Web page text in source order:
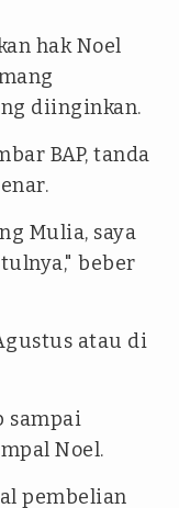
hak Noel
diinginkan.
BAP, tanda
Mulia, saya
beber
atau di
sampai
Noel.
pembelian